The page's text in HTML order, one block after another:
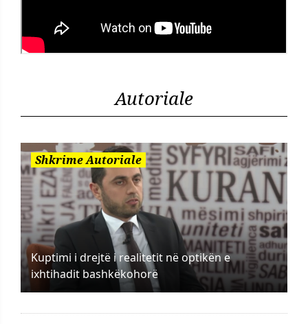
Autoriale
Shkrime Autoriale
Kuptimi i drejtë i realitetit në optikën e
ixhtihadit bashkëkohorë